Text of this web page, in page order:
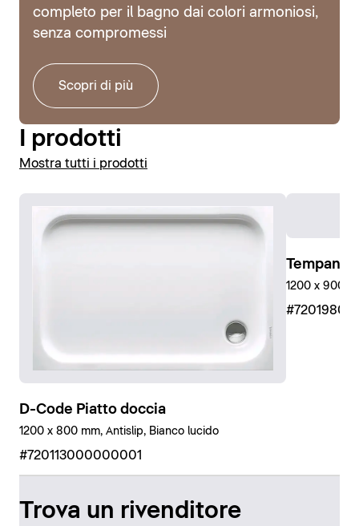
completo per il bagno dai colori armoniosi,
senza compromessi
Scopri di più
I prodotti
Mostra tutti i prodotti
D-Code Piatto doccia
1200 x 800 mm, Antislip, Bianco lucido
#720113000000001
Tempano
1200 x 900
Trova un rivenditore